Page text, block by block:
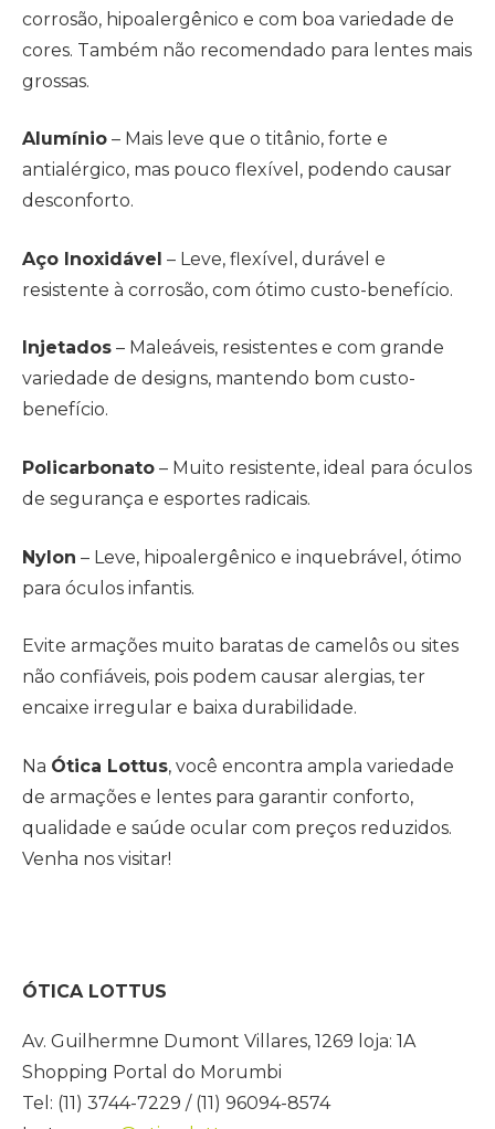
corrosão, hipoalergênico e com boa variedade de
cores. Também não recomendado para lentes mais
grossas.
Alumínio – Mais leve que o titânio, forte e
antialérgico, mas pouco flexível, podendo causar
desconforto.
Aço Inoxidável – Leve, flexível, durável e
resistente à corrosão, com ótimo custo-benefício.
Injetados – Maleáveis, resistentes e com grande
variedade de designs, mantendo bom custo-
benefício.
Policarbonato – Muito resistente, ideal para óculos
de segurança e esportes radicais.
Nylon – Leve, hipoalergênico e inquebrável, ótimo
para óculos infantis.
Evite armações muito baratas de camelôs ou sites
não confiáveis, pois podem causar alergias, ter
encaixe irregular e baixa durabilidade.
Na Ótica Lottus, você encontra ampla variedade
de armações e lentes para garantir conforto,
qualidade e saúde ocular com preços reduzidos.
Venha nos visitar!
ÓTICA LOTTUS
Av. Guilhermne Dumont Villares, 1269 loja: 1A
Shopping Portal do Morumbi
Tel: (11) 3744-7229 / (11) 96094-8574